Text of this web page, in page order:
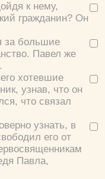
к нему,
гражданин? Он
за большие
Павел же
хотевшие
узнав, что он
что связал
узнать, в
его от
Павла,